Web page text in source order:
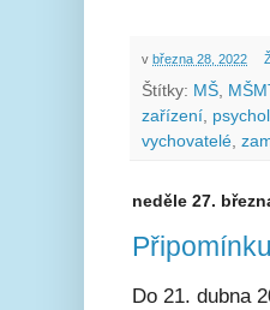
v března 28, 2022
Štítky: MŠ,
zařízení,
vychovatelé,
neděle 27.
Do 21. dubna